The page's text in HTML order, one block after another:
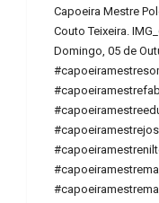
Capoeira Mestre
Couto Teixeira.
Domingo, 05 de